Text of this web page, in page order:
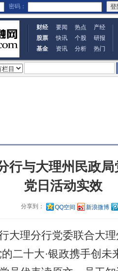
密码：
财经 要闻 热点
产经
股票
快讯 个股
研报
基金
资讯 分析 热门
行与大理州民政
党日活动实效
分享到： QQ空间 新浪微博
理分行党委联合大理
二十大·银政携手创未